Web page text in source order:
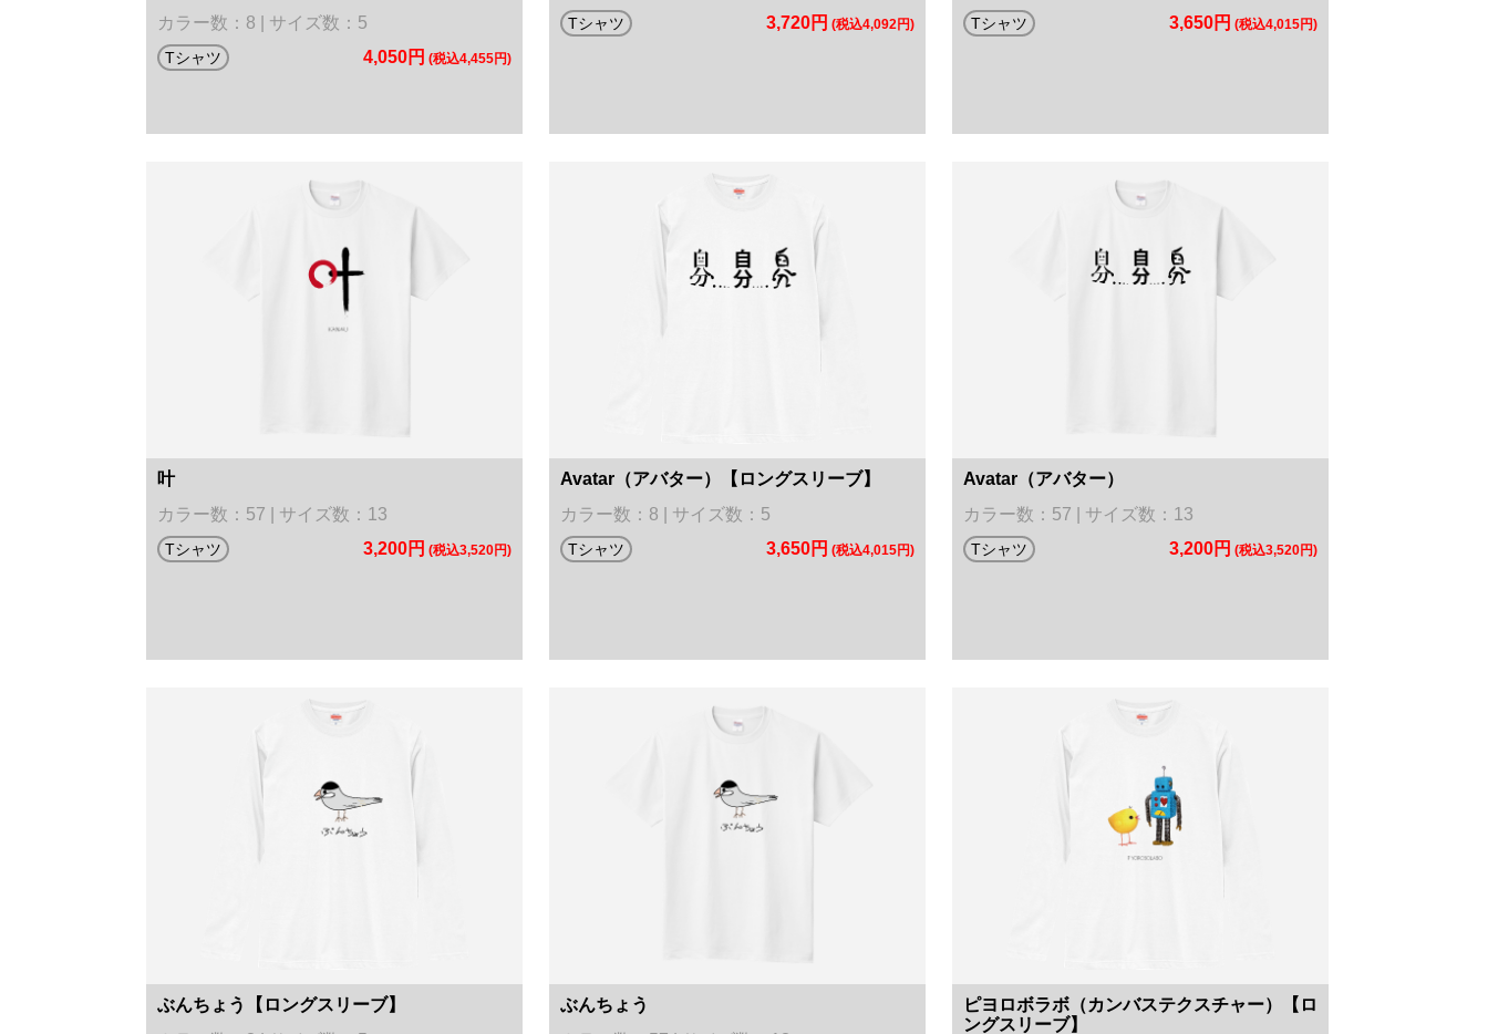
カラー数：8 | サイズ数：5
Tシャツ 4,050円 (税込4,455円)
Tシャツ 3,720円 (税込4,092円) Tシャツ 3,650円 (税込4,015円)
叶
カラー数：57 | サイズ数：13
Tシャツ 3,200円 (税込3,520円)
Avatar（アバター）【ロングスリーブ】
カラー数：8 | サイズ数：5
Tシャツ 3,650円 (税込4,015円)
Avatar（アバター）
カラー数：57 | サイズ数：13
Tシャツ 3,200円 (税込3,520円)
ぶんちょう【ロングスリーブ】
ぶんちょう
ピヨロボラボ（カンバステクスチャー）【ロ
ングスリーブ】